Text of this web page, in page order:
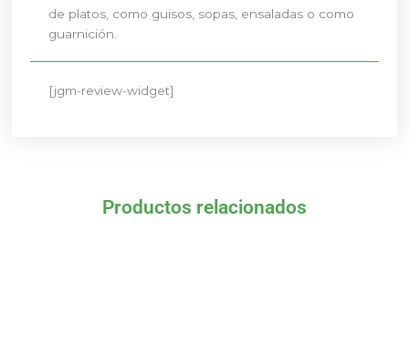
de platos, como guisos, sopas, ensaladas o como
guarnición.
[jgm-review-widget]
Productos relacionados